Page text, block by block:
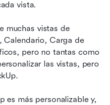
vista.
muchas vistas de
Calendario, Carga de
pero no tantas como
las vistas, pero
es más personalizable y,